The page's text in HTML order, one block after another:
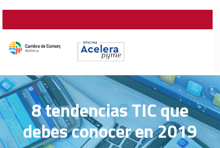
8 tendencias TIC que
debes conocer en 2019